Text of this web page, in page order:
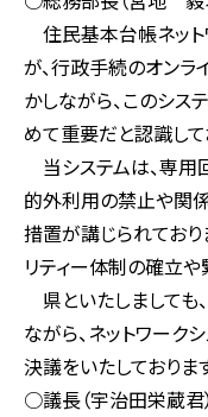
住民基本台帳ネット
が、行政手続のオン
かしながら、このシ
めて重要だと認識して
当システムは、専用
的外利用の禁止や関
措置が講じられており
リティー体制の確立
県といたしましても
ながら、ネットワー
決議をいたしておりま
○議長（宇治田栄蔵